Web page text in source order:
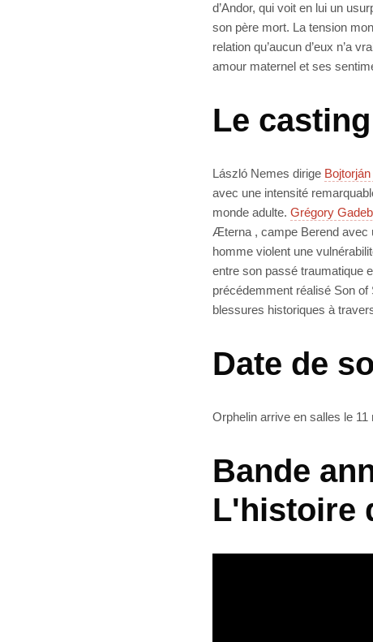
d’Andor, qui voit en lui un
son père mort. La tension
relation qu’aucun d’eux n’a
amour maternel et ses
Le
László Nemes dirige
avec une intensité
monde adulte. Grégory
Æterna , campe Berend avec
homme violent une
entre son passé traumatique
précédemment réalisé Son of
blessures historiques à
Date de
Orphelin arrive en salles le 11
Bande
L'histoire